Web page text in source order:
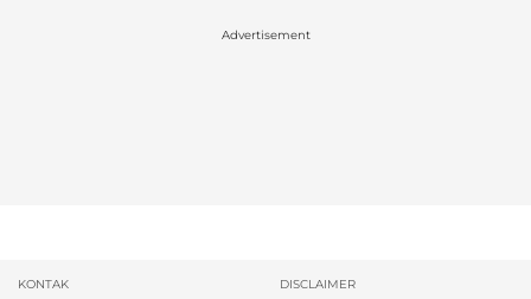
Advertisement
KONTAK DISCLAIMER